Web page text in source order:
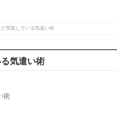
実践している気遣い術
気遣い術
術